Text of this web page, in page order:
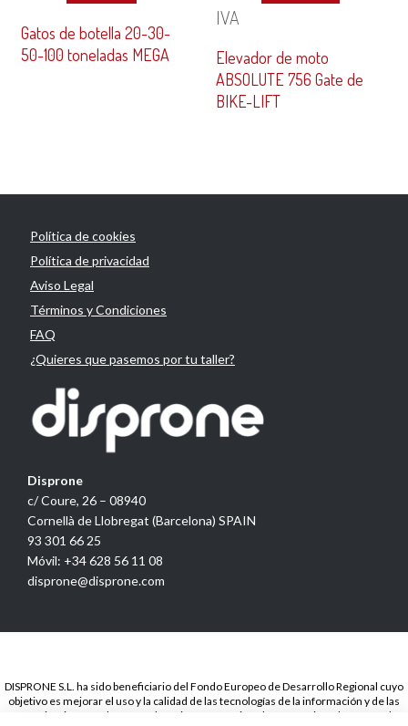
Gatos de botella 20-30-
50-100 toneladas MEGA
IVA
Elevador de moto
ABSOLUTE 756 Gate de
BIKE-LIFT
Política de cookies
Política de privacidad
Aviso Legal
Términos y Condiciones
FAQ
¿Quieres que pasemos por tu taller?
Disprone
c/ Coure, 26 – 08940
Cornellà de Llobregat (Barcelona) SPAIN
93 301 66 25
Móvil: +34 628 56 11 08
disprone@disprone.com
DISPRONE S.L. ha sido beneficiario del Fondo Europeo de Desarrollo Regional cuyo
objetivo es mejorar el uso y la calidad de las tecnologías de la información y de las
comunicaciones y el acceso a las mismas y gracias a la Presencia web a través de